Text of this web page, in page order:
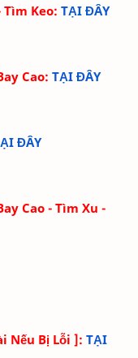
Tìm Keo: TẠI ĐÂY
Cao: TẠI ĐÂY
ĐÂY
Cao - Tìm Xu -
Nếu Bị Lỗi ]: TẠI